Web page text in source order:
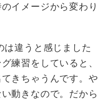
イメージから変わり
違うと感じました
練習をしていると、
きちゃうんです。や
動きなので。だから